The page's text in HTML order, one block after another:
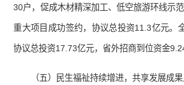
30户，促成木材精深加工、低空旅游环线示
重大项目成功签约，协议总投资11.3亿元。
协议总投资17.73亿元，省外招商到位资金
（五）民生福祉持续增进，共享发展成